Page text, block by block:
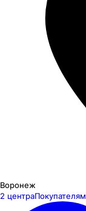
Воронеж
2 центраПокупателям